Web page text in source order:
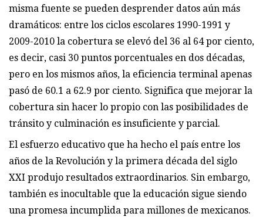
misma fuente se pueden desprender datos aún más
dramáticos: entre los ciclos escolares 1990-1991 y
2009-2010 la cobertura se elevó del 36 al 64 por ciento,
es decir, casi 30 puntos porcentuales en dos décadas,
pero en los mismos años, la eficiencia terminal apenas
pasó de 60.1 a 62.9 por ciento. Significa que mejorar la
cobertura sin hacer lo propio con las posibilidades de
tránsito y culminación es insuficiente y parcial.
El esfuerzo educativo que ha hecho el país entre los
años de la Revolución y la primera década del siglo
XXI produjo resultados extraordinarios. Sin embargo,
también es inocultable que la educación sigue siendo
una promesa incumplida para millones de mexicanos.